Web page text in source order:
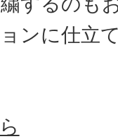
ンに仕立